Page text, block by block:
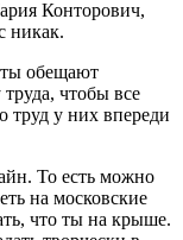
Конторович,
никак.
обещают
чтобы все
труд у них впереди
То есть можно
на московские
что ты на крыше.